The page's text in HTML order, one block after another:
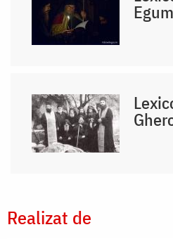
Realizat de